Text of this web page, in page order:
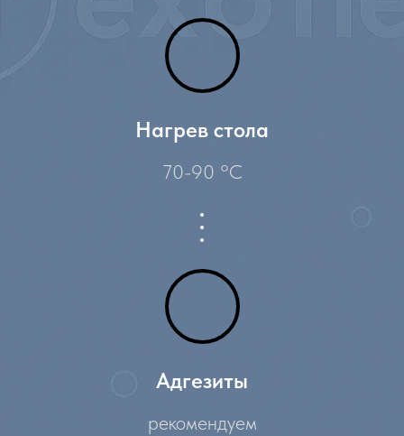
Нагрев стола
70-90 °C
Адгезиты
рекомендуем